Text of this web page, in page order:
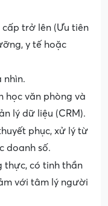
cấp trở lên (Ưu tiên
y tế hoặc
nhìn.
học văn phòng và
lý dữ liệu (CRM).
phục, xử lý từ
doanh số.
thực, có tinh thần
với tâm lý người